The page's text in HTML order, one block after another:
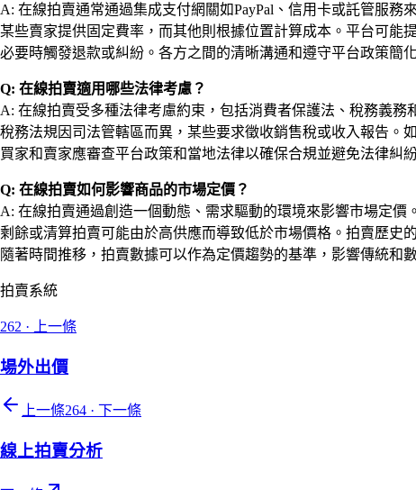
A: 在線拍賣通常通過集成支付網關如PayPal、信用卡或託管服
某些賣家提供固定費率，而其他則根據位置計算成本。平台可能
必要時觸發退款或糾紛。各方之間的清晰溝通和遵守平台政策簡
Q: 在線拍賣適用哪些法律考慮？
A: 在線拍賣受多種法律考慮約束，包括消費者保護法、稅務義
稅務法規因司法管轄區而異，某些要求徵收銷售稅或收入報告。
買家和賣家應審查平台政策和當地法律以確保合規並避免法律糾紛
Q: 在線拍賣如何影響商品的市場定價？
A: 在線拍賣通過創造一個動態、需求驅動的環境來影響市場定
剩餘或清算拍賣可能由於高供應而導致低於市場價格。拍賣歷史
隨著時間推移，拍賣數據可以作為定價趨勢的基準，影響傳統和
拍賣系統
262 · 上一條
場外出價
上一條264 · 下一條
線上拍賣分析